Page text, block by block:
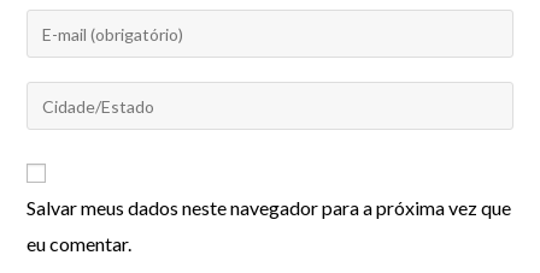
Salvar meus dados neste navegador para a próxima vez que
eu comentar.